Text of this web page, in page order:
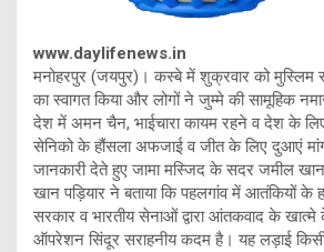
www.daylifenews.in
मनोहरपुर (जयपुर)। कस्बे में शुक्रवार को
का स्वागत किया और लोगों ने जुम्मे की सामूहिक
देश में अमन चैन, भाईचारा कायम रहने व देश के
सेनिको के हौंसला अफजाई व जीत के लिए दुआएं
जानकारी देते हुए जामा मस्जिद के सदर जमील खान
खान पड़ियार ने बताया कि पहलगांव में आतंकियों
सरकार व भारतीय सेनाओं द्वारा आंतकवाद के खात्मे
ऑपरेशन सिंदूर सराहनीय कदम है। यह लड़ाई